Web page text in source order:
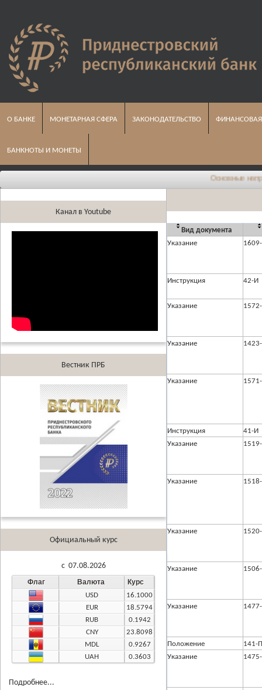
О БАНКЕ МОНЕТАРНАЯ СФЕРА ЗАКОНОДАТЕЛЬСТВО
БАНКНОТЫ И МОНЕТЫ
Основные
Канал в Youtube
Вестник ПРБ
Официальный курс
c 07.08.2026
Флаг Валюта Курс
USD
16.1000
EUR
18.5794
RUB
0.1942
CNY
23.8098
MDL
0.9267
UAH
0.3603
Подробнее...
Вид документа
Указание
Инструкция 42-И
Указание
Указание
Указание
Инструкция
41-И
Указание
Указание
Указание
Указание
Указание
Положение
141-П
Указание